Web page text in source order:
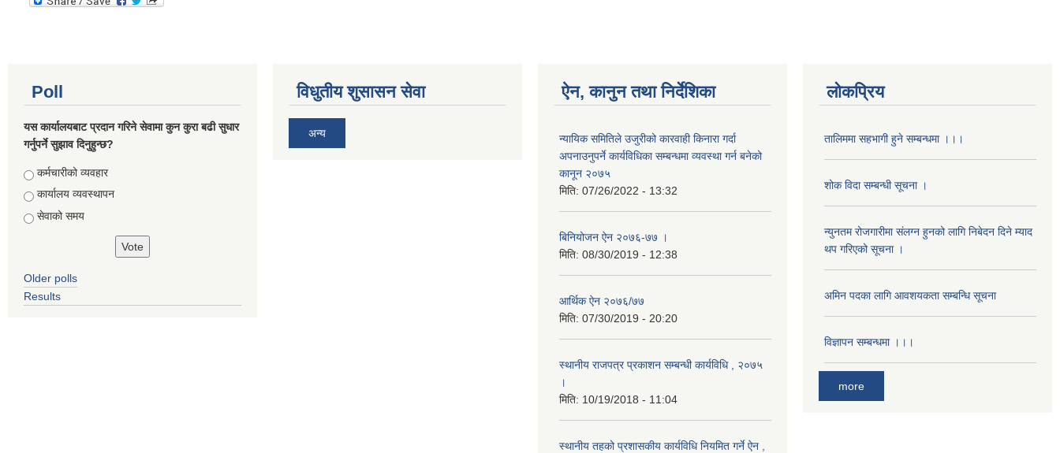
Poll
यस कार्यालयबाट प्रदान गरिने सेवामा कुन कुरा बढी सुधार
गर्नुपर्ने सुझाव दिनुहुन्छ?
Choices
कर्मचारीको व्यवहार
कार्यालय व्यवस्थापन
सेवाको समय
Older polls
Results
विधुतीय शुसासन सेवा
अन्य
ऐन, कानुन तथा निर्देशिका
न्यायिक समितिले उजुरीको कारवाही किनारा गर्दा
अपनाउनुपर्ने कार्यविधिका सम्बन्धमा व्यवस्था गर्न बनेको
कानून २०७५
मिति: 07/26/2022 - 13:32
बिनियोजन ऐन २०७६-७७ ।
मिति: 08/30/2019 - 12:38
आर्थिक ऐन २०७६/७७
मिति: 07/30/2019 - 20:20
स्थानीय राजपत्र प्रकाशन सम्बन्धी कार्यविधि , २०७५
।
मिति: 10/19/2018 - 11:04
स्थानीय तहको प्रशासकीय कार्यविधि नियमित गर्ने ऐन ,
लोकप्रिय
तालिममा सहभागी हुने सम्बन्धमा ।।।
शोक विदा सम्बन्धी सूचना ।
न्युनतम रोजगारीमा संलग्न हुनको लागि निबेदन दिने म्याद
थप गरिएको सूचना ।
अमिन पदका लागि आवशयकता सम्बन्धि सूचना
विज्ञापन सम्बन्धमा ।।।
more